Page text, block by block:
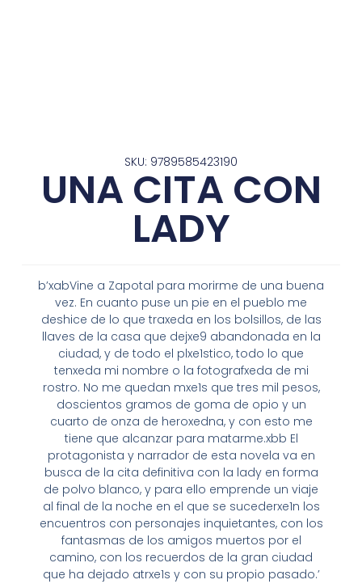
SKU: 9789585423190
UNA CITA CON
LADY
b’xabVine a Zapotal para morirme de una buena
vez. En cuanto puse un pie en el pueblo me
deshice de lo que traxeda en los bolsillos, de las
llaves de la casa que dejxe9 abandonada en la
ciudad, y de todo el plxe1stico, todo lo que
tenxeda mi nombre o la fotografxeda de mi
rostro. No me quedan mxe1s que tres mil pesos,
doscientos gramos de goma de opio y un
cuarto de onza de heroxedna, y con esto me
tiene que alcanzar para matarme.xbb El
protagonista y narrador de esta novela va en
busca de la cita definitiva con la lady en forma
de polvo blanco, y para ello emprende un viaje
al final de la noche en el que se sucederxe1n los
encuentros con personajes inquietantes, con los
fantasmas de los amigos muertos por el
camino, con los recuerdos de la gran ciudad
que ha dejado atrxe1s y con su propio pasado.’